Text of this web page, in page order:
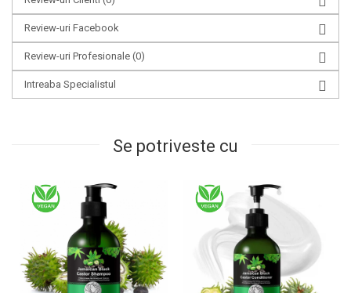
Review-uri Facebook
Review-uri Profesionale (0)
Intreaba Specialistul
Se potriveste cu